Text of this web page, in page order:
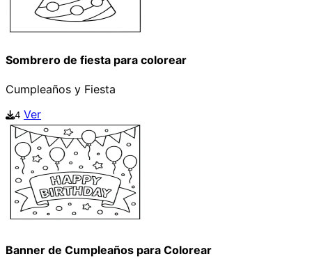
Sombrero de fiesta para colorear
Cumpleaños y Fiesta
4 Ver
Banner de Cumpleaños para Colorear